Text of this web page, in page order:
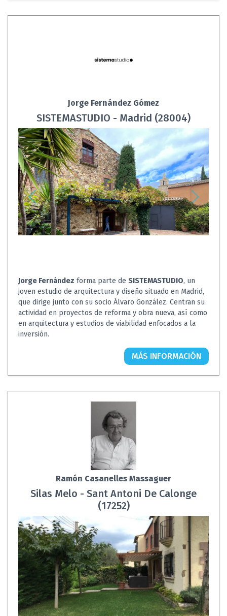
Jorge Fernández Gómez
SISTEMASTUDIO - Madrid (28004)
Jorge Fernández forma parte de SISTEMASTUDIO, un
joven estudio de arquitectura y diseño situado en Madrid,
que dirige junto con su socio Álvaro González. Centran su
actividad en proyectos de reforma y obra nueva, así como
en arquitectura y estudios de viabilidad enfocados a la
inversión.
MÁS INFORMACIÓN
Ramón Casanelles Massaguer
Silas Melo - Sant Antoni De Calonge
(17252)